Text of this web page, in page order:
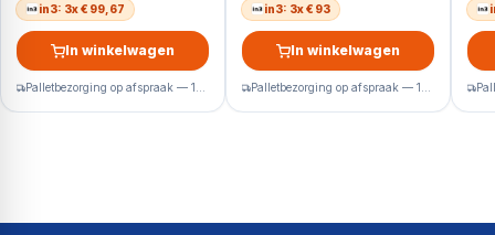
in3: 3x € 99,67
In winkelwagen
in3: 3x € 93
In winkelwagen